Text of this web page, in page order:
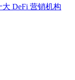
DeFi 营销机构